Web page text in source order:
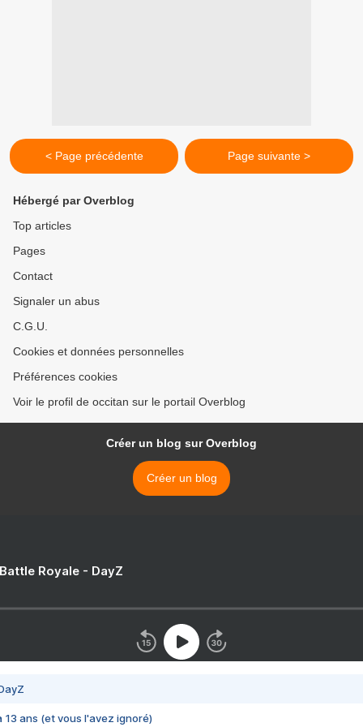
< Page précédente Page suivante >
Hébergé par Overblog
Top articles
Pages
Contact
Signaler un abus
C.G.U.
Cookies et données personnelles
Préférences cookies
Voir le profil de occitan sur le portail Overblog
Créer un blog sur Overblog
Créer un blog
Royale - DayZ
13 ans (et vous l'avez ignoré)